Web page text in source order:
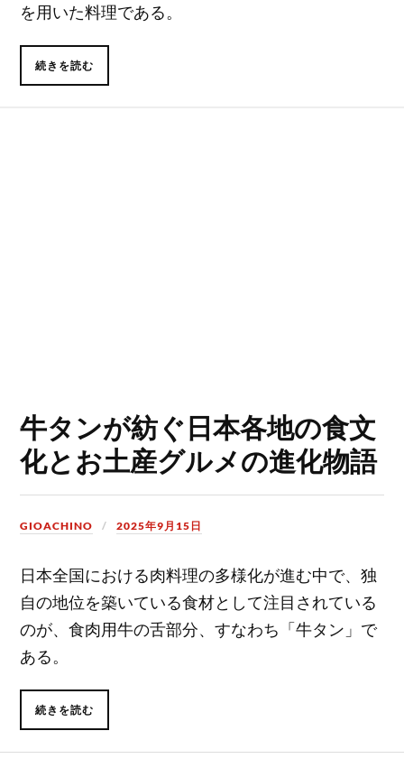
を用いた料理である。
続きを読む
牛タンが紡ぐ日本各地の食文
化とお土産グルメの進化物語
GIOACHINO 2025年9月15日
日本全国における肉料理の多様化が進む中で、独
自の地位を築いている食材として注目されている
のが、食肉用牛の舌部分、すなわち「牛タン」で
ある。
続きを読む